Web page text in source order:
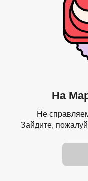
На
Не
Зайдите,